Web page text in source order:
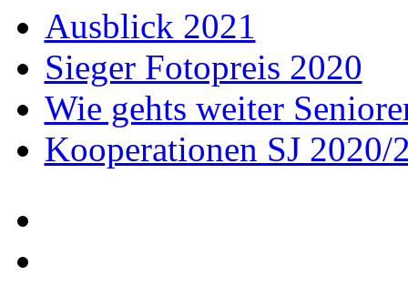
Ausblick 2021
Sieger Fotopreis 2020
Wie gehts weiter
Kooperationen SJ 2020/